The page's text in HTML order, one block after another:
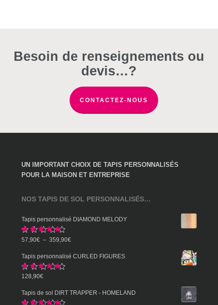
Besoin de renseignements ou
devis…?
CONTACTEZ-NOUS
UN IMPORTANT CHOIX DE TAPIS PERSONNALISÉS
POUR LA MAISON ET ENTREPRISE
NOS TAPIS DE SOL PERSONNALISÉS…
Tapis personnalisé DIAMOND MELODY
Note 5.00
sur 5
57,90€ – 359,90€Plage
à
Tapis personnalisé CURLED FIGURES
Note
sur 5
128,90€
Tapis de sol DIRT TRAPPER - HOMELAND